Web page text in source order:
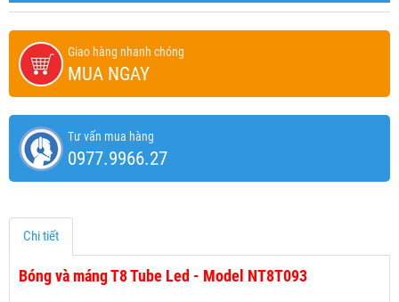
Giao hàng nhanh chóng
MUA NGAY
Tư vấn mua hàng
0977.9966.27
Chi tiết
Bóng và máng T8 Tube Led - Model NT8T093